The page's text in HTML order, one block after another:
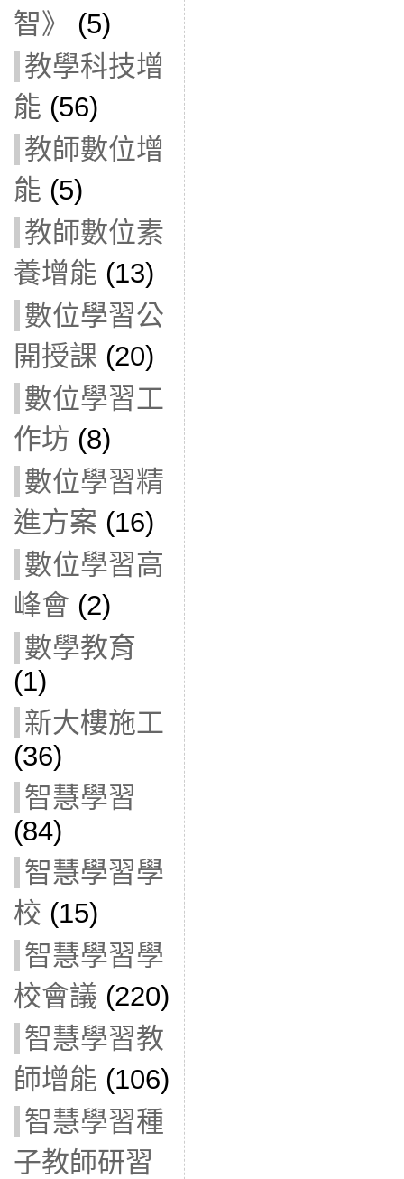
智》
(5)
教學科技增
能 (56)
教師數位增
能 (5)
教師數位素
養增能 (13)
數位學習公
開授課 (20)
數位學習工
作坊 (8)
數位學習精
進方案 (16)
數位學習高
峰會 (2)
數學教育
(1)
新大樓施工
(36)
智慧學習
(84)
智慧學習學
校 (15)
智慧學習學
校會議 (220)
智慧學習教
師增能 (106)
智慧學習種
子教師研習